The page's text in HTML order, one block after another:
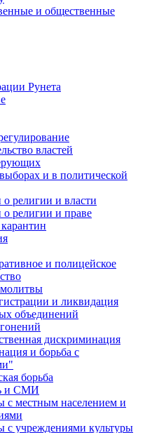
и общественные
Рунета
властей
и в политической
о религии и власти
о религии и праве
и полицейское
и ликвидация
объединений
дискриминация
и борьба с
борьба
и СМИ
с местным населением и
с учреждениями культуры